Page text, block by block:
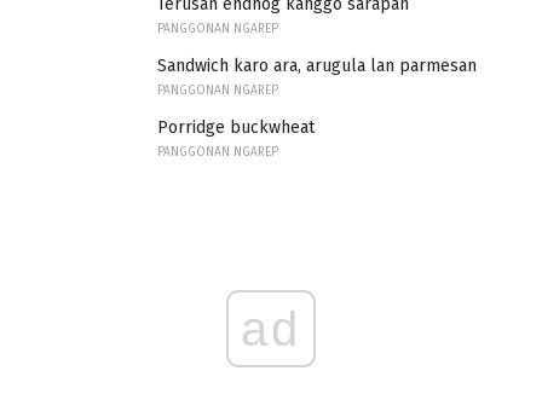
PANGGONAN NGAREP
Sandwich karo ara, arugula lan parmesan
PANGGONAN NGAREP
Porridge buckwheat
PANGGONAN NGAREP
ad